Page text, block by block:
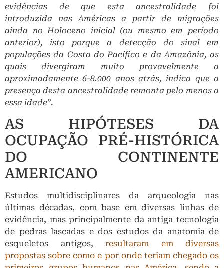
evidências de que esta ancestralidade foi
introduzida nas Américas a partir de migrações
ainda no Holoceno inicial (ou mesmo em período
anterior), isto porque a detecção do sinal em
populações da Costa do Pacífico e da Amazônia, as
quais divergiram muito provavelmente a
aproximadamente 6-8.000 anos atrás, indica que a
presença desta ancestralidade remonta pelo menos a
essa idade”.
AS HIPÓTESES DA
OCUPAÇÃO PRÉ-HISTÓRICA
DO CONTINENTE
AMERICANO
Estudos multidisciplinares da arqueologia nas
últimas décadas, com base em diversas linhas de
evidência, mas principalmente da antiga tecnologia
de pedras lascadas e dos estudos da anatomia de
esqueletos antigos, resultaram em diversas
propostas sobre como e por onde teriam chegado os